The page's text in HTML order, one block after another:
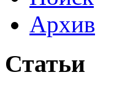
Архив
Статьи